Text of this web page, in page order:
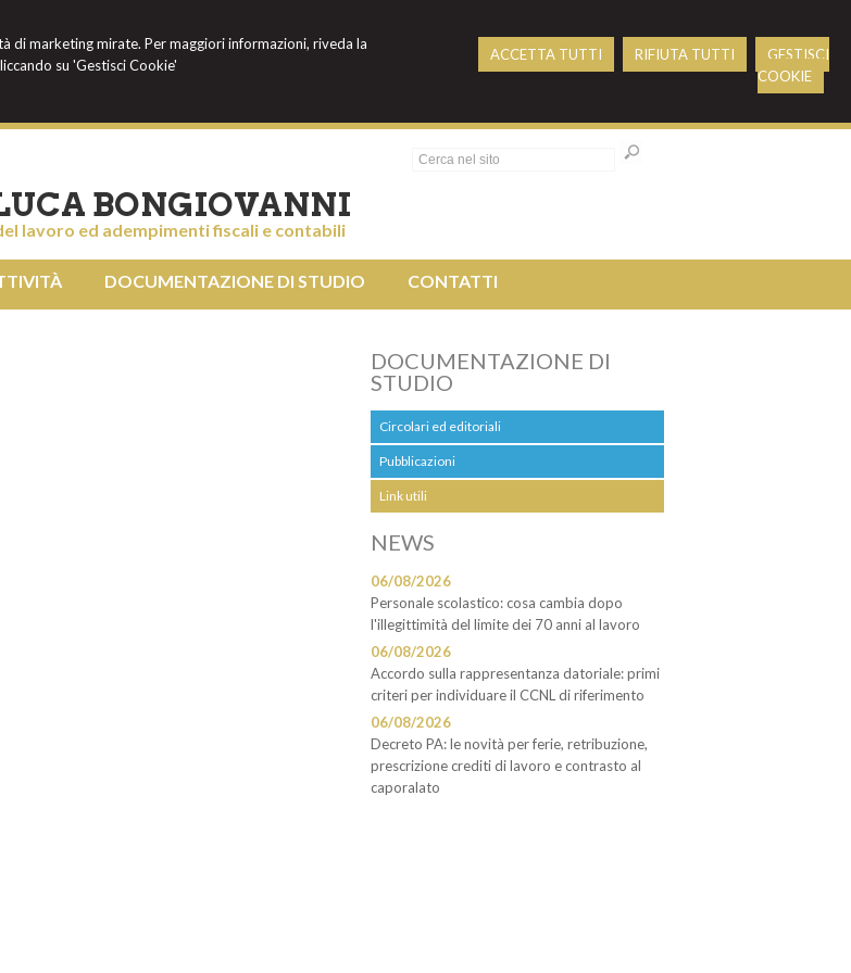
di marketing mirate. Per maggiori informazioni, riveda la
su 'Gestisci Cookie'
ACCETTA TUTTI RIFIUTA TUTTI
GESTISCI
COOKIE
BONGIOVANNI
lavoro ed adempimenti fiscali e contabili
DOCUMENTAZIONE DI STUDIO CONTATTI
DOCUMENTAZIONE DI
STUDIO
Circolari ed editoriali
Pubblicazioni
Link utili
NEWS
06/08/2026
Personale scolastico: cosa cambia dopo
l'illegittimità del limite dei 70 anni al lavoro
06/08/2026
Accordo sulla rappresentanza datoriale: primi
criteri per individuare il CCNL di riferimento
06/08/2026
Decreto PA: le novità per ferie, retribuzione,
prescrizione crediti di lavoro e contrasto al
caporalato